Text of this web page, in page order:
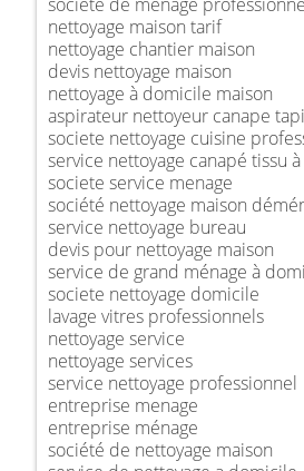
nettoyage maison tarif
nettoyage chantier maison
devis nettoyage maison
nettoyage à domicile maison
aspirateur nettoyeur canape
societe nettoyage cuisine
service nettoyage canapé tissu
societe service menage
société nettoyage maison
service nettoyage bureau
devis pour nettoyage maison
service de grand ménage à
societe nettoyage domicile
lavage vitres professionnels
nettoyage service
nettoyage services
service nettoyage professionnel
entreprise menage
entreprise ménage
société de nettoyage maison